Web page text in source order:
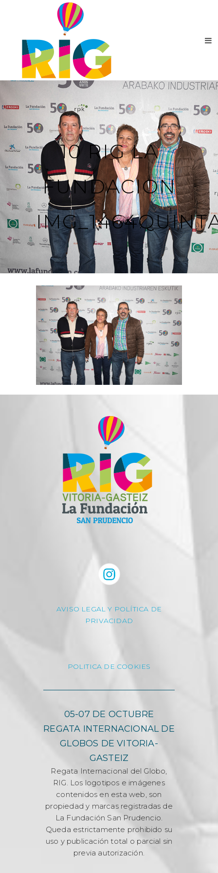
10 RIG LA
FUNDACION
AVISO LEGAL Y POLÍTICA DE
PRIVACIDAD
POLITICA DE COOKIES
05-07 DE OCTUBRE
REGATA INTERNACIONAL DE
GLOBOS DE VITORIA-
GASTEIZ
Regata Internacional del Globo,
RIG. Los logotipos e imágenes
contenidos en esta web, son
propiedad y marcas registradas de
La Fundación San Prudencio.
Queda estrictamente prohibido su
uso y publicación total o parcial sin
previa autorización.